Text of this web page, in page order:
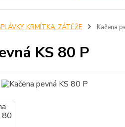
KRMÍTKA, ZÁTĚŽE Kačena
KS 80 P